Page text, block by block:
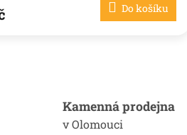
Do košíku
Kamenná prodejna
v Olomouci